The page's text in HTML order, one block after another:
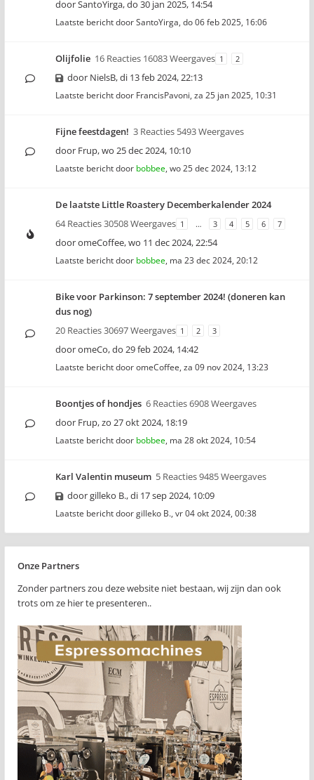
doorSantoYirga,do 30 jan 2025, 14:54
Laatste bericht doorSantoYirga, do 06 feb 2025, 16:06
Olijfolie 16 Reacties 16083 Weergaves 1 2
door NielsB,di 13 feb 2024, 22:13
Laatste bericht door FrancisPavoni, za 25 jan 2025, 10:31
Fijne feestdagen! 3 Reacties 5493 Weergaves
door Frup,wo 25 dec 2024, 10:10
Laatste bericht door bobbee, wo 25 dec 2024, 13:12
De laatste Little Roastery Decemberkalender 2024
64 Reacties 30508 Weergaves 1 … 3 4 5 6 7
dooromeCoffee,wo 11 dec 2024, 22:54
Laatste bericht door bobbee, ma 23 dec 2024, 20:12
Bike voor Parkinson: 7 september 2024! (doneren kan
dus nog)
20 Reacties 30697 Weergaves 1 2 3
dooromeCo,do 29 feb 2024, 14:42
Laatste bericht dooromeCoffee, za 09 nov 2024, 13:23
Boontjes of hondjes 6 Reacties 6908 Weergaves
door Frup,zo 27 okt 2024, 18:19
Laatste bericht door bobbee, ma 28 okt 2024, 10:54
Karl Valentin museum 5 Reacties 9485 Weergaves
doorgilleko B.,di 17 sep 2024, 10:09
Laatste bericht doorgilleko B., vr 04 okt 2024, 00:38
Onze Partners
Zonder partners zou deze website niet bestaan, wij zijn dan ook
trots om ze hier te presenteren..